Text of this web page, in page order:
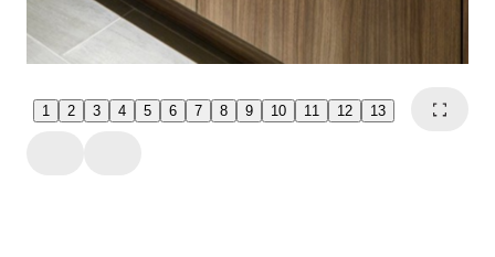
1 2 3 4 5 6 7 8 9 10 11 12 13